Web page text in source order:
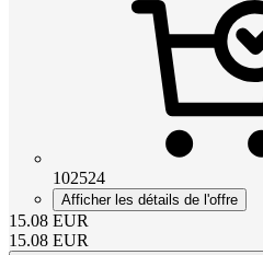
102524
Afficher les détails de l'offre
15.08 EUR
15.08 EUR